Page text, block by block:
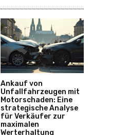
Ankauf von
Unfallfahrzeugen mit
Motorschaden: Eine
strategische Analyse
für Verkäufer zur
maximalen
Werterhaltung